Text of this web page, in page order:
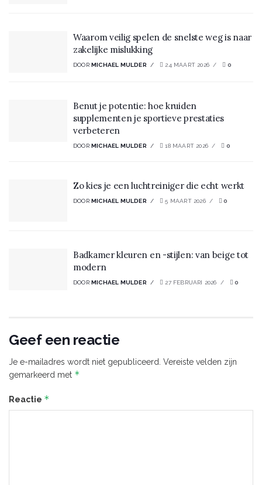
Waarom veilig spelen de snelste weg is naar
zakelijke mislukking
DOOR MICHAEL MULDER 24 MAART 2026 0
Benut je potentie: hoe kruiden
supplementen je sportieve prestaties
verbeteren
DOOR MICHAEL MULDER 18 MAART 2026 0
Zo kies je een luchtreiniger die echt werkt
DOOR MICHAEL MULDER 5 MAART 2026 0
Badkamer kleuren en -stijlen: van beige tot
modern
DOOR MICHAEL MULDER 27 FEBRUARI 2026 0
Geef een reactie
Je e-mailadres wordt niet gepubliceerd. Vereiste velden zijn
gemarkeerd met *
Reactie *